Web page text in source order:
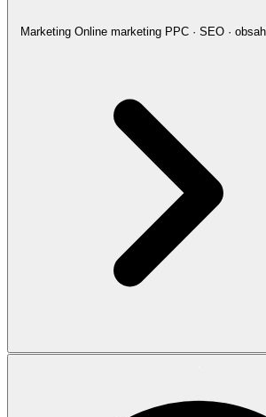
Marketing Online marketing PPC · SEO ·